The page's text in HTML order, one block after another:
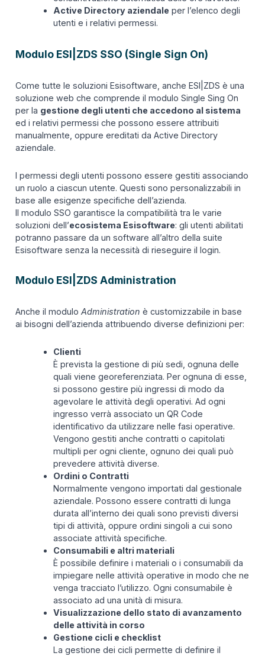
Active Directory aziendale per l’elenco degli
utenti e i relativi permessi.
Modulo ESI|ZDS SSO (Single Sign On)
Come tutte le soluzioni Esisoftware, anche ESI|ZDS è una
soluzione web che comprende il modulo Single Sing On
per la gestione degli utenti che accedono al sistema
ed i relativi permessi che possono essere attribuiti
manualmente, oppure ereditati da Active Directory
aziendale.
I permessi degli utenti possono essere gestiti associando
un ruolo a ciascun utente. Questi sono personalizzabili in
base alle esigenze specifiche dell’azienda.
Il modulo SSO garantisce la compatibilità tra le varie
soluzioni dell’ecosistema Esisoftware: gli utenti abilitati
potranno passare da un software all’altro della suite
Esisoftware senza la necessità di rieseguire il login.
Modulo ESI|ZDS Administration
Anche il modulo Administration è customizzabile in base
ai bisogni dell’azienda attribuendo diverse definizioni per:
Clienti
È prevista la gestione di più sedi, ognuna delle
quali viene georeferenziata. Per ognuna di esse,
si possono gestire più ingressi di modo da
agevolare le attività degli operativi. Ad ogni
ingresso verrà associato un QR Code
identificativo da utilizzare nelle fasi operative.
Vengono gestiti anche contratti o capitolati
multipli per ogni cliente, ognuno dei quali può
prevedere attività diverse.
Ordini o Contratti
Normalmente vengono importati dal gestionale
aziendale. Possono essere contratti di lunga
durata all’interno dei quali sono previsti diversi
tipi di attività, oppure ordini singoli a cui sono
associate attività specifiche.
Consumabili e altri materiali
È possibile definire i materiali o i consumabili da
impiegare nelle attività operative in modo che ne
venga tracciato l’utilizzo. Ogni consumabile è
associato ad una unità di misura.
Visualizzazione dello stato di avanzamento
delle attività in corso
Gestione cicli e checklist
La gestione dei cicli permette di definire il